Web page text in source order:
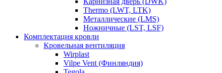
Thermo (LWT, LTK)
Металлические (LMS)
Ножничные (LST, LSF)
Комплектация кровли
Кровельная вентиляция
Wirplast
Vilpe Vent (Финляндия)